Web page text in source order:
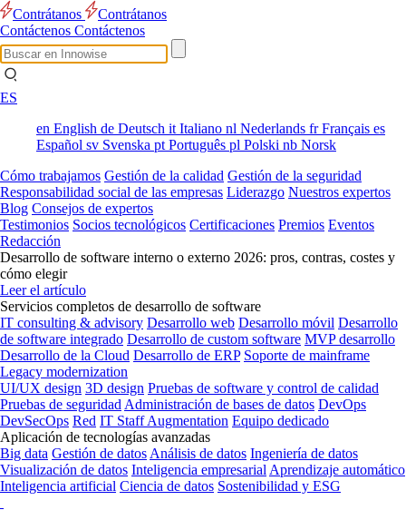
Contrátanos
Contrátanos
Contáctenos Contáctenos
ES
en English de Deutsch it Italiano nl Nederlands frFrançais es
Español sv Svenska pt Português pl Polski nb Norsk
Cómo trabajamos Gestión de la calidad Gestión de la seguridad
Responsabilidad social de las empresas Liderazgo Nuestros expertos
Blog Consejos de expertos
Testimonios Socios tecnológicos Certificaciones Premios Eventos
Redacción
Desarrollo de software interno o externo 2026: pros, contras, costes y
cómo elegir
Leer el artículo
Servicios completos de desarrollo de software
IT consulting & advisory Desarrollo web Desarrollo móvil Desarrollo
de software integrado Desarrollo de custom software MVP desarrollo
Desarrollo de la Cloud Desarrollo de ERP Soporte de mainframe
Legacy modernization
UI/UX design 3D design Pruebas de software y control de calidad
Pruebas de seguridad Administración de bases de datos DevOps
DevSecOps Red IT Staff Augmentation Equipo dedicado
Aplicación de tecnologías avanzadas
Big data Gestión de datos Análisis de datos Ingeniería de datos
Visualización de datos Inteligencia empresarial Aprendizaje automático
Inteligencia artificial Ciencia de datos Sostenibilidad y ESG